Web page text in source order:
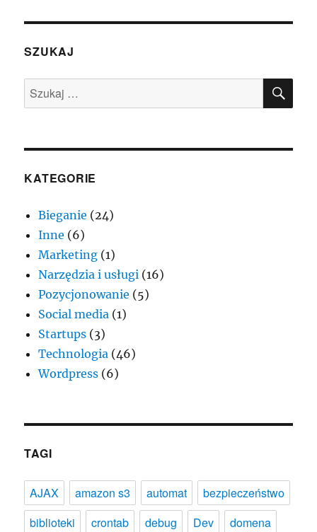
SZUKAJ
Szukaj:
KATEGORIE
Bieganie (24)
Inne (6)
Marketing (1)
Narzędzia i usługi (16)
Pozycjonowanie (5)
Social media (1)
Startups (3)
Technologia (46)
Wordpress (6)
TAGI
AJAX amazon s3 automat
bezpieczeństwo
biblioteki
crontab debug Dev
domena